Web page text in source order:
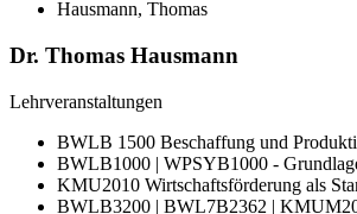
Hausmann, Thomas
Dr. Thomas Haus­mann
Lehrveranstaltungen
BWLB 1500 Beschaffung und
BWLB1000 | WPSYB1000 -
KMU2010 Wirtschaftsförderung als
BWLB3200 | BWL7B2362 |